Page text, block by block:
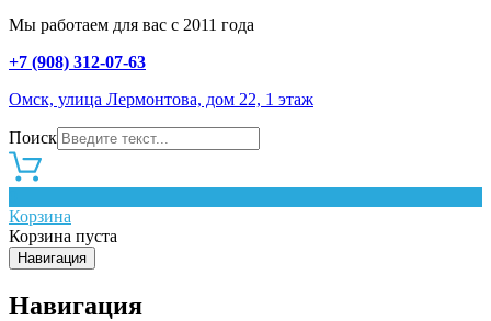
Мы работаем для вас с 2011 года
+7 (908) 312-07-63
Омск, улица Лермонтова, дом 22, 1 этаж
Поиск
Корзина
Корзина пуста
Навигация
Навигация